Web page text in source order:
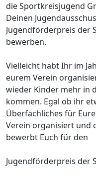
die Sportkreisjugend
Deinen
Jugendförderpreis der
bewerben.
Vielleicht habt Ihr im
eurem Verein
wieder Kinder mehr in
kommen. Egal ob ihr
Überfachliches für
Verein organisiert und
bewerbt Euch für den
Jugendförderpreis der